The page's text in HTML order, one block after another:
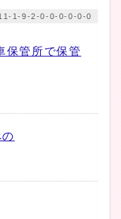
1-9-2-0-0-0-0-0-0
保管所で保管